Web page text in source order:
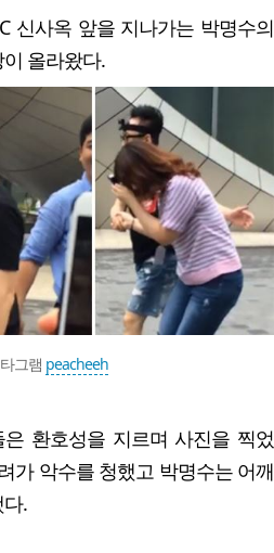
신사옥 앞을 지나가는 박명수의
올라왔다.
그램 peacheeh
환호성을 지르며 사진을 찍었
가 악수를 청했고 박명수는 어깨
.